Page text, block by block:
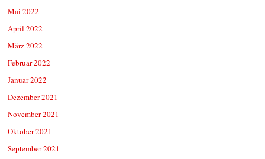
Mai 2022
April 2022
März 2022
Februar 2022
Januar 2022
Dezember 2021
November 2021
Oktober 2021
September 2021